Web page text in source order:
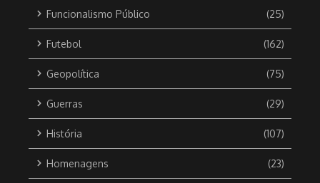
Funcionalismo Público (25)
Futebol (162)
Geopolítica (75)
Guerras (29)
História (107)
Homenagens (23)